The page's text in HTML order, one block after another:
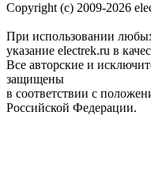
Copyright (c) 2009-2026
При использовании
указание electrek.ru в
Все авторские и
защищены
в соответствии с
Российской Федерации.